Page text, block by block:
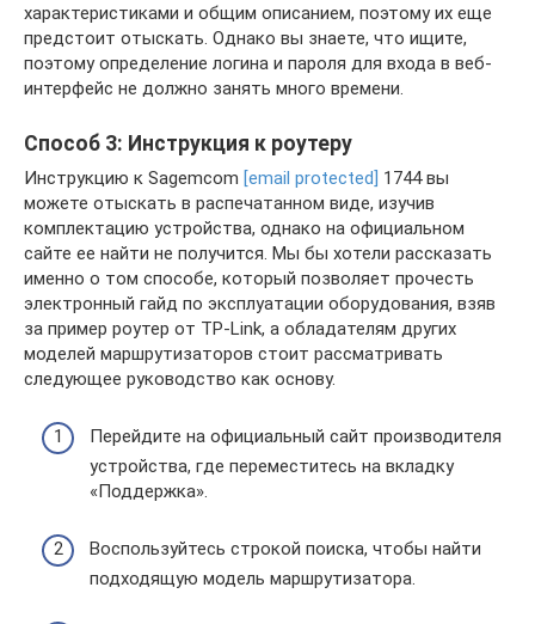
характеристиками и общим описанием, поэтому их еще
предстоит отыскать. Однако вы знаете, что ищите,
поэтому определение логина и пароля для входа в веб-
интерфейс не должно занять много времени.
Способ 3: Инструкция к роутеру
Инструкцию к Sagemcom [email protected] 1744 вы
можете отыскать в распечатанном виде, изучив
комплектацию устройства, однако на официальном
сайте ее найти не получится. Мы бы хотели рассказать
именно о том способе, который позволяет прочесть
электронный гайд по эксплуатации оборудования, взяв
за пример роутер от TP-Link, а обладателям других
моделей маршрутизаторов стоит рассматривать
следующее руководство как основу.
Перейдите на официальный сайт производителя
устройства, где переместитесь на вкладку
«Поддержка».
Воспользуйтесь строкой поиска, чтобы найти
подходящую модель маршрутизатора.